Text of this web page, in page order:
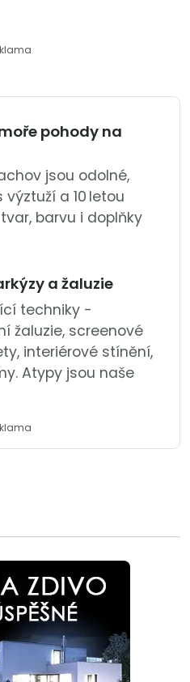
pohody na
jsou odolné,
a 10 letou
barvu i doplňky
a žaluzie
techniky -
žaluzie, screenové
interiérové stínění,
Atypy jsou naše